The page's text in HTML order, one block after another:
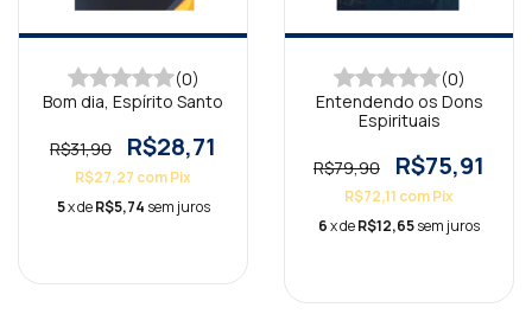
(0)
Bom dia, Espírito Santo
R$31,90 R$28,71
R$27,27 comPix
5x deR$5,74 sem juros
(0)
Entendendo os Dons
Espirituais
R$79,90 R$75,91
R$72,11 comPix
6x deR$12,65sem juros